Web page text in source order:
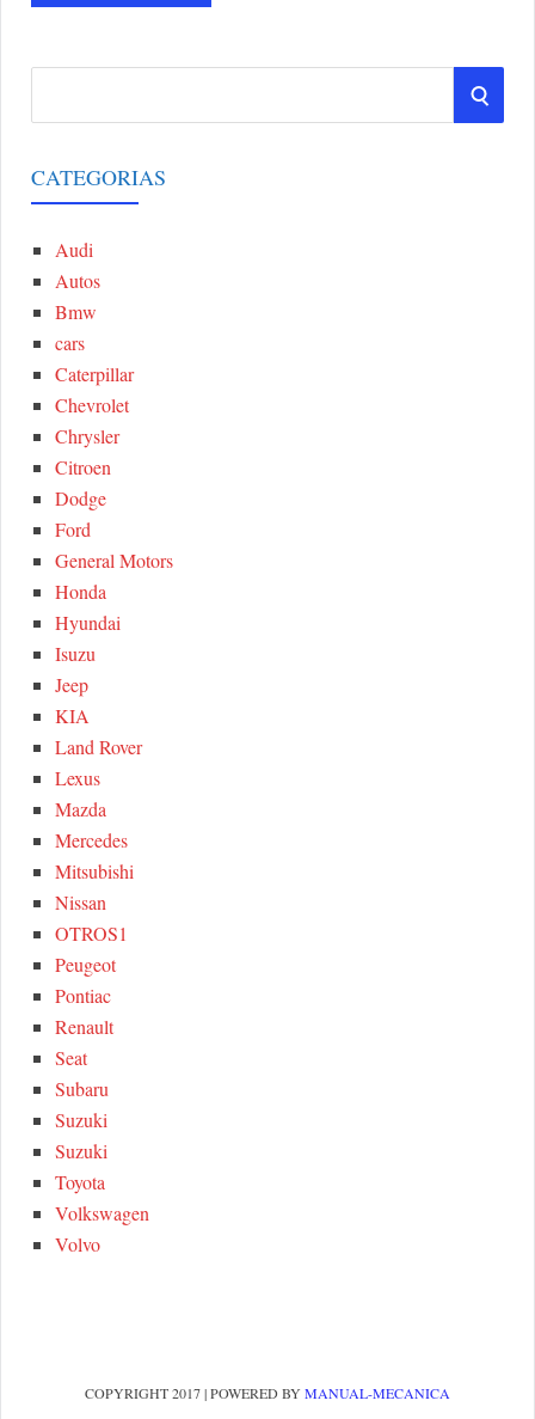
r
c
S
CATEGORIAS
Audi
Autos
Bmw
cars
Caterpillar
Chevrolet
Chrysler
Citroen
Dodge
Ford
General Motors
Honda
Hyundai
Isuzu
Jeep
KIA
Land Rover
Lexus
Mazda
Mercedes
Mitsubishi
Nissan
OTROS1
Peugeot
Pontiac
Renault
Seat
Subaru
Suzuki
Suzuki
Toyota
Volkswagen
Volvo
COPYRIGHT 2017 | POWERED BYMANUAL-MECANICA